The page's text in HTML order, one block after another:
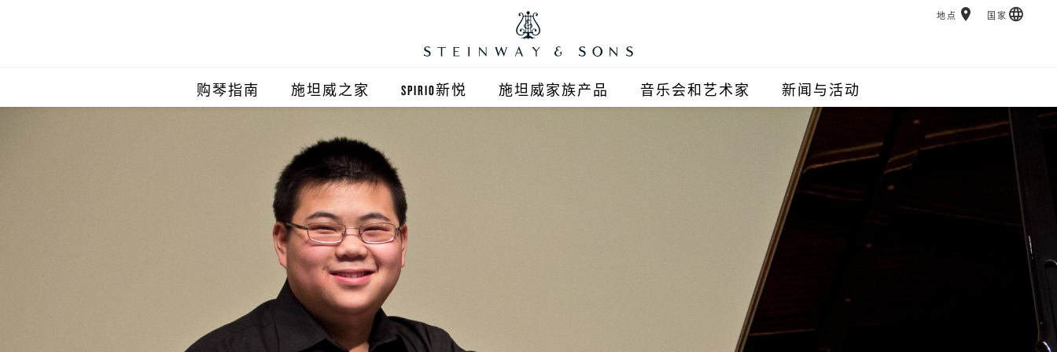
购琴指南 施坦威之家
施坦威顺义旗舰店
施坦威之家上海
施坦威浦东旗舰店
施坦威之家西安
施坦威之家杭州
SPIRIO新悦 施坦威家族产品 音乐会和艺术家 新闻与活动
地点 国家